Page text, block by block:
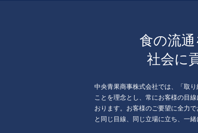
食の流
社会に
中央青果商事株式会社では、「取
ことを理念とし、常にお客様の目
おります。お客様のご要望に全力
と同じ目線、同じ立場に立ち、一緒